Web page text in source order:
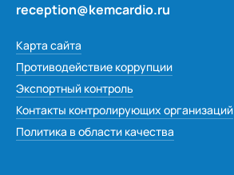
reception@kemcardio.ru
Карта сайта
Противодействие коррупции
Экспортный контроль
Контакты контролирующих организаций
Политика в области качества